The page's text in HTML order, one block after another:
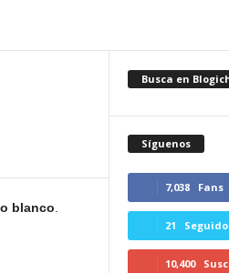
blanco
Busca en
Síguenos
7,038 Fans
21
10,400